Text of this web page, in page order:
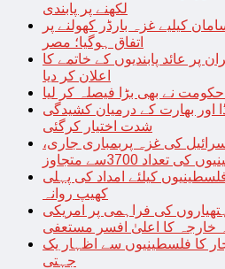
لکھنے پر پابندی
کیلیے غزہ بارڈر کھولنے پر
اتفاق ہوگیا؛ مصر
سال سے ایران پر عائد پابندیوں کے خاتمے کا
اعلان کر دیا
نے بھی بڑا فیصلہ کر لیا
اور بھارت کے درمیان کشیدگی
شدت اختیار کرگئی
کی غزہ پربمباری جاری،
3700سے متجاوز
کیلئے امداد کی پہلی
کھیپ روانہ
کی فراہمی پر امریکی
خارجہ کا اعلیٰ افسر مستعفی
کا فلسطینیوں سے اظہار یک
جہتی